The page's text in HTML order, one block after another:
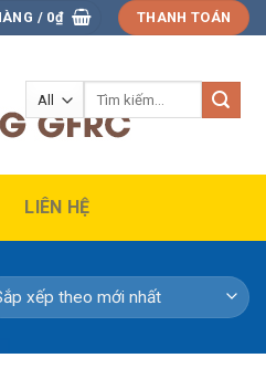
/ 0₫ THANH TOÁN
LIÊN HỆ